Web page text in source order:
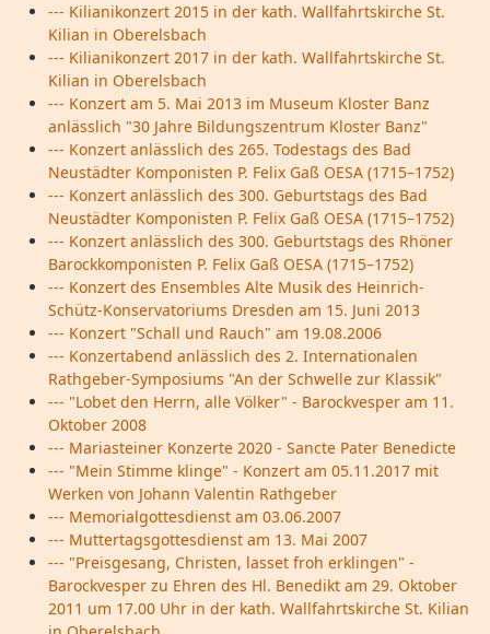
--- Kilianikonzert 2015 in der kath. Wallfahrtskirche St.
Kilian in Oberelsbach
--- Kilianikonzert 2017 in der kath. Wallfahrtskirche St.
Kilian in Oberelsbach
--- Konzert am 5. Mai 2013 im Museum Kloster Banz
anlässlich "30 Jahre Bildungszentrum Kloster Banz"
--- Konzert anlässlich des 265. Todestags des Bad
Neustädter Komponisten P. Felix Gaß OESA (1715–1752)
--- Konzert anlässlich des 300. Geburtstags des Bad
Neustädter Komponisten P. Felix Gaß OESA (1715–1752)
--- Konzert anlässlich des 300. Geburtstags des Rhöner
Barockkomponisten P. Felix Gaß OESA (1715–1752)
--- Konzert des Ensembles Alte Musik des Heinrich-
Schütz-Konservatoriums Dresden am 15. Juni 2013
--- Konzert "Schall und Rauch" am 19.08.2006
--- Konzertabend anlässlich des 2. Internationalen
Rathgeber-Symposiums "An der Schwelle zur Klassik"
--- "Lobet den Herrn, alle Völker" - Barockvesper am 11.
Oktober 2008
--- Mariasteiner Konzerte 2020 - Sancte Pater Benedicte
--- "Mein Stimme klinge" - Konzert am 05.11.2017 mit
Werken von Johann Valentin Rathgeber
--- Memorialgottesdienst am 03.06.2007
--- Muttertagsgottesdienst am 13. Mai 2007
--- "Preisgesang, Christen, lasset froh erklingen" -
Barockvesper zu Ehren des Hl. Benedikt am 29. Oktober
2011 um 17.00 Uhr in der kath. Wallfahrtskirche St. Kilian